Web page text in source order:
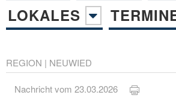
LOKALES
REGION | NEUWIED
Nachricht vom 23.03.2026